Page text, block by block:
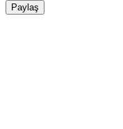
Paylaş